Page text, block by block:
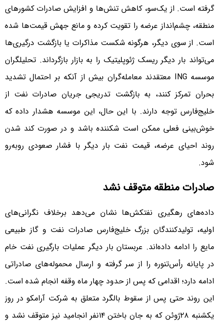
گرفته است. از یک‌سو، کاهش تنش‌ها و افزایش صادرات کشورهای
منطقه، چشم‌انداز عرضه را تقویت کرده و مانع جهش قیمت‌ها شده
است. از سوی دیگر، هرگونه شکست مذاکرات یا بازگشت درگیری‌ها
می‌تواند بار دیگر ریسک ژئوپلیتیک را به بازار بازگرداند. تحلیلگران
موسسه ING معتقدند معامله‌گران بیش از آنکه بر احتمال تشدید
بحران تمرکز کنند، به بازگشت تدریجی جریان صادرات نفت از
خلیج‌فارس توجه دارند. با این حال، این موسسه هشدار داده که
خوش‌بینی فعلی ممکن است شکننده باشد و در صورت کند شدن
روند احیای عرضه، قیمت نفت بار دیگر با فشار صعودی روبه‌رو
شود.
صادرات منطقه متوقف نشد
داده‌های رهگیری نفتکش‌ها نشان می‌دهد برخلاف نگرانی‌های
اولیه، تولیدکنندگان بزرگ خلیج‌فارس صادرات نفت و گاز طبیعی
مایع را ادامه داده‌اند. عربستان بار دیگر عملیات بارگیری نفت خام
در پایانه رأس‌تنوره را از سر گرفته و ارسال محموله‌های صادراتی
ادامه دارد؛ اقدامی که پس از حدود چهار ماه وقفه انجام شده است.
این روند حتی پس از سقوط بالگرد متعلق به شرکت آرامکو در روز
یکشنبه ۲۸ژوئن که به جان باختن ۱۴نفر انجامید نیز متوقف نشد و